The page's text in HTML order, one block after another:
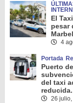
El
pesar
4
Portada
Puerto
del taxi
reducida.
26 julio,